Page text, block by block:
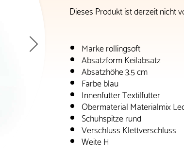
Dieses Produkt ist derzeit nicht
Marke rollingsoft
Absatzform Keilabsatz
Absatzhöhe 3.5 cm
Farbe blau
Innenfutter Textilfutter
Obermaterial Materialmix
Schuhspitze rund
Verschluss Klettverschluss
Weite H